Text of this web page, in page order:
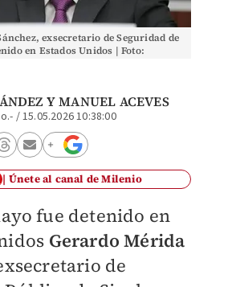
exsecretario de Seguridad de
en Estados Unidos | Foto:
YMANUEL ACEVES
/15.05.2026 10:38:00
Únete al canal de Milenio
fue detenido en
Gerardo Mérida
de